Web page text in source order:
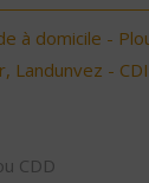
à domicile -
Landunvez -
CDD